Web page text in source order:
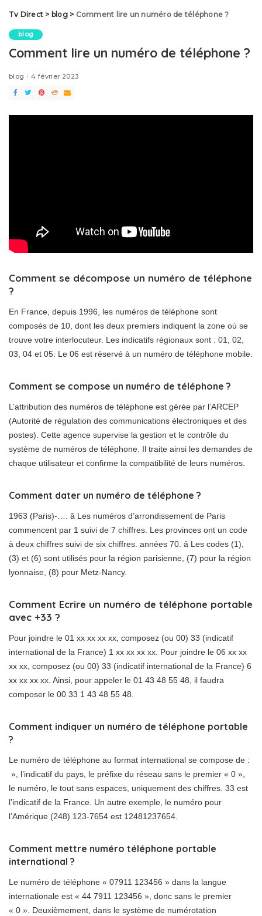
Tv Direct > blog> Comment lire un numéro de téléphone ?
blog
Comment lire un numéro de téléphone ?
blog 4 février 2023
Comment se décompose un numéro de téléphone
?
En France, depuis 1996, les numéros de téléphone sont
composés de 10, dont les deux premiers indiquent la zone où se
trouve votre interlocuteur. Les indicatifs régionaux sont : 01, 02,
03, 04 et 05. Le 06 est réservé à un numéro de téléphone mobile.
Comment se compose un numéro de téléphone ?
L’attribution des numéros de téléphone est gérée par l’ARCEP
(Autorité de régulation des communications électroniques et des
postes). Cette agence supervise la gestion et le contrôle du
système de numéros de téléphone. Il traite ainsi les demandes de
chaque utilisateur et confirme la compatibilité de leurs numéros.
Comment dater un numéro de téléphone ?
1963 (Paris)-…. â Les numéros d’arrondissement de Paris
commencent par 1 suivi de 7 chiffres. Les provinces ont un code
à deux chiffres suivi de six chiffres. années 70. â Les codes (1),
(3) et (6) sont utilisés pour la région parisienne, (7) pour la région
lyonnaise, (8) pour Metz-Nancy.
Comment Ecrire un numéro de téléphone portable
avec +33 ?
Pour joindre le 01 xx xx xx xx, composez (ou 00) 33 (indicatif
international de la France) 1 xx xx xx xx. Pour joindre le 06 xx xx
xx xx, composez (ou 00) 33 (indicatif international de la France) 6
xx xx xx xx. Ainsi, pour appeler le 01 43 48 55 48, il faudra
composer le 00 33 1 43 48 55 48.
Comment indiquer un numéro de téléphone portable
?
Le numéro de téléphone au format international se compose de :
», l’indicatif du pays, le préfixe du réseau sans le premier « 0 »,
le numéro, le tout sans espaces, uniquement des chiffres. 33 est
l’indicatif de la France. Un autre exemple, le numéro pour
l’Amérique (248) 123-7654 est 12481237654.
Comment mettre numéro téléphone portable
international ?
Le numéro de téléphone « 07911 123456 » dans la langue
internationale est « 44 7911 123456 », donc sans le premier
« 0 ». Deuxièmement, dans le système de numérotation